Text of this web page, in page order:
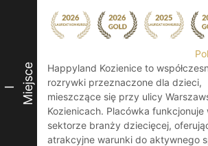
I Miejsce
Happyland Kozienice to
rozrywki przeznaczone dla dzieci,
mieszczące się przy ulicy
Kozienicach. Placówka funkcjonuje
sektorze branży dziecięcej,
atrakcyjne warunki do aktywnego